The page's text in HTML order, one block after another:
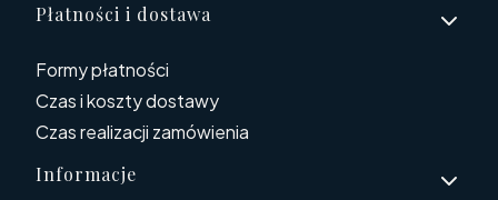
Płatności i dostawa
Formy płatności
Czas i koszty dostawy
Czas realizacji zamówienia
Informacje